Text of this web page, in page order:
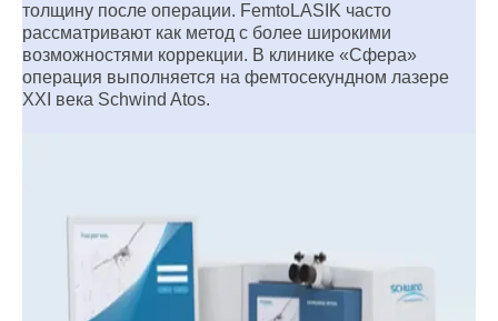
толщину после операции. FemtoLASIK часто
рассматривают как метод с более широкими
возможностями коррекции. В клинике «Сфера»
операция выполняется на фемтосекундном лазере
XXI века Schwind Atos.